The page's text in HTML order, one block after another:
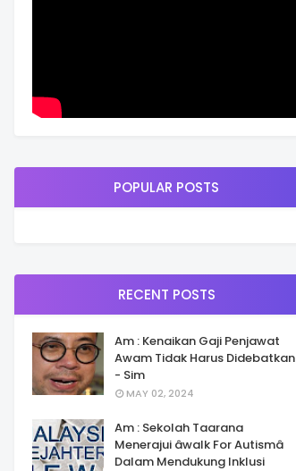
POPULAR POSTS
RECENT POSTS
Am : Kenaikan Gaji Penjawat
Awam Tidak Harus Didebatkan
- Sim
MAY 02, 2024
Am : Sekolah Taarana
Menerajui âwalk For Autismâ
Dalam Mendukung Inklusi